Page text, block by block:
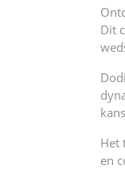
Dit
Het
en